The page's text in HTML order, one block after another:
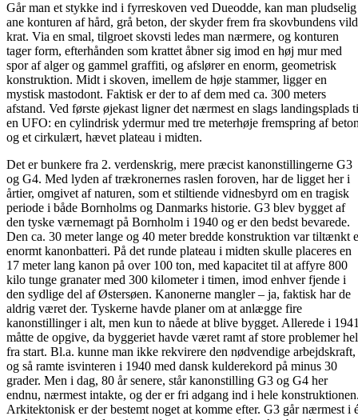
Går man et stykke ind i fyrreskoven ved Dueodde, kan man pludselig
ane konturen af hård, grå beton, der skyder frem fra skovbundens
krat. Via en smal, tilgroet skovsti ledes man nærmere, og konturen
tager form, efterhånden som krattet åbner sig imod en høj mur med
spor af alger og gammel graffiti, og afslører en enorm, geometrisk
konstruktion. Midt i skoven, imellem de høje stammer, ligger en
mystisk mastodont. Faktisk er der to af dem med ca. 300 meters
afstand. Ved første øjekast ligner det nærmest en slags landingsplads
en UFO: en cylindrisk ydermur med tre meterhøje fremspring af
og et cirkulært, hævet plateau i midten.
Det er bunkere fra 2. verdenskrig, mere præcist kanonstillingerne G3
og G4. Med lyden af trækronernes raslen foroven, har de ligget her i
årtier, omgivet af naturen, som et stiltiende vidnesbyrd om en tragisk
periode i både Bornholms og Danmarks historie. G3 blev bygget af
den tyske værnemagt på Bornholm i 1940 og er den bedst bevarede.
Den ca. 30 meter lange og 40 meter bredde konstruktion var tiltænkt
enormt kanonbatteri. På det runde plateau i midten skulle placeres en
17 meter lang kanon på over 100 ton, med kapacitet til at affyre 800
kilo tunge granater med 300 kilometer i timen, imod enhver fjende i
den sydlige del af Østersøen. Kanonerne mangler – ja, faktisk har de
aldrig været der. Tyskerne havde planer om at anlægge fire
kanonstillinger i alt, men kun to nåede at blive bygget. Allerede i
måtte de opgive, da byggeriet havde været ramt af store problemer
fra start. Bl.a. kunne man ikke rekvirere den nødvendige arbejdskraft,
og så ramte isvinteren i 1940 med dansk kulderekord på minus 30
grader. Men i dag, 80 år senere, står kanonstilling G3 og G4 her
endnu, nærmest intakte, og der er fri adgang ind i hele
Arkitektonisk er der bestemt noget at komme efter. G3 går nærmest i